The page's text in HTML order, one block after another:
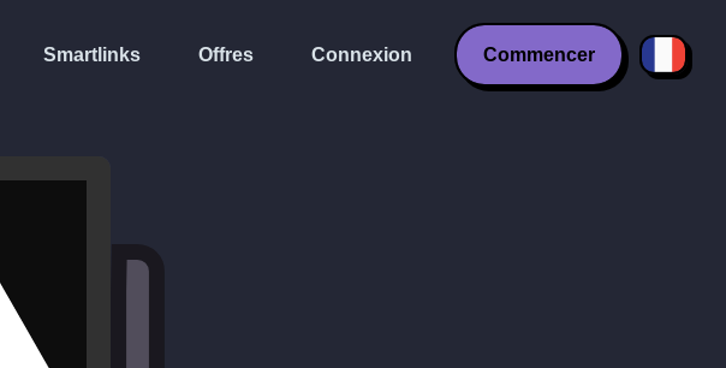
Smartlinks Offres Connexion Commencer